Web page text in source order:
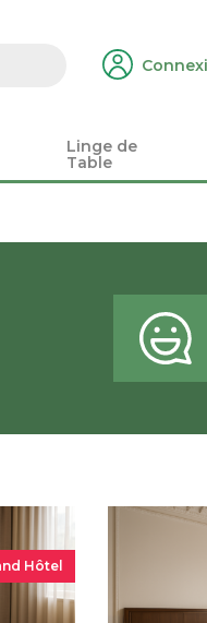
Linge de
Table
Hôtel